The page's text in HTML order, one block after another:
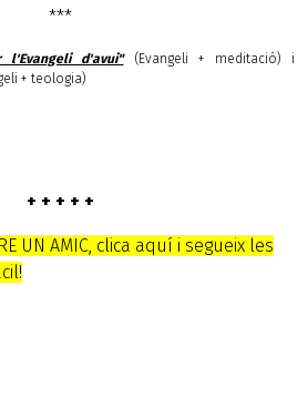
***
l'Evangeli d'avui"(Evangeli + meditació) i
+ teologia)
+ + + + +
UN AMIC, clica aquí i segueix les